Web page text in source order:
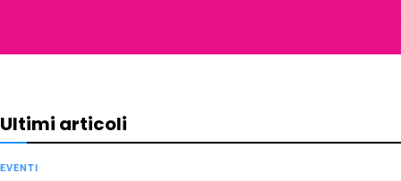
Ultimi articoli
EVENTI